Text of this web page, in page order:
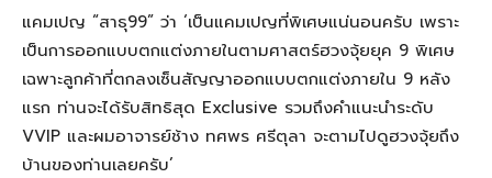
แคมเปญ “สาธุ99” ว่า ‘เป็นแคมเปญที่พิเศษแน่นอนครับ เพราะ
เป็นการออกแบบตกแต่งภายในตามศาสตร์ฮวงจุ้ยยุค 9 พิเศษ
เฉพาะลูกค้าที่ตกลงเซ็นสัญญาออกแบบตกแต่งภายใน 9 หลัง
แรก ท่านจะได้รับสิทธิสุด Exclusive รวมถึงคำแนะนำระดับ
VVIP และผมอาจารย์ช้าง ทศพร ศรีตุลา จะตามไปดูฮวงจุ้ยถึง
บ้านของท่านเลยครับ’